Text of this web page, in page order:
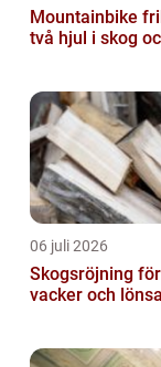
Mountainbike frihet på
två hjul i skog
06 juli 2026
Skogsröjning
vacker och